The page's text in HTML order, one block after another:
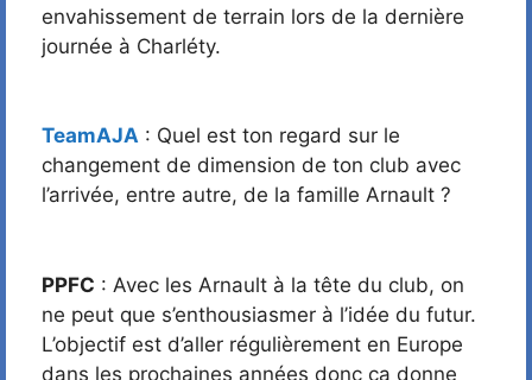
envahissement de terrain lors de la dernière
journée à Charléty.
TeamAJA : Quel est ton regard sur le
changement de dimension de ton club avec
l’arrivée, entre autre, de la famille Arnault ?
PPFC : Avec les Arnault à la tête du club, on
ne peut que s’enthousiasmer à l’idée du futur.
L’objectif est d’aller régulièrement en Europe
dans les prochaines années donc ça donne